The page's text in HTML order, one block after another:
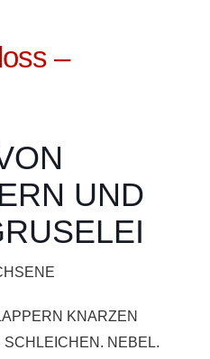
–
UND
KNARZEN
NEBEL.